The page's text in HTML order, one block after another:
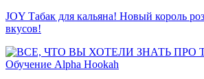
JOY Табак для кальяна! Новый король
вкусов!